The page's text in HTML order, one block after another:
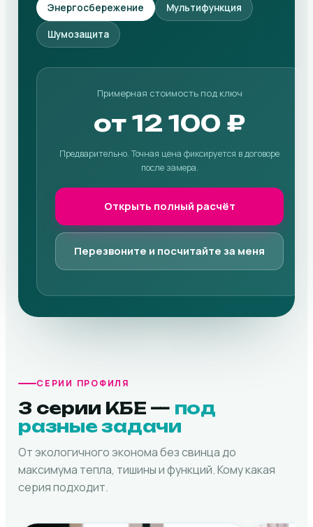
Энергосбережение Мультифункция
Шумозащита
Примерная стоимость под ключ
от 12 100 ₽
Предварительно. Точная цена фиксируется в договоре
после замера.
Открыть полный расчёт
Перезвоните и посчитайте за меня
СЕРИИ ПРОФИЛЯ
3 серии КБЕ — под
разные задачи
От экологичного эконома без свинца до
максимума тепла, тишины и функций. Кому какая
серия подходит.